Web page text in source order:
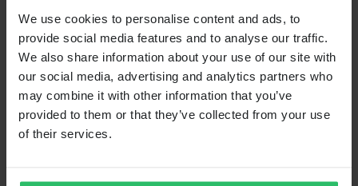
We use cookies to personalise content and ads, to
provide social media features and to analyse our traffic.
We also share information about your use of our site with
our social media, advertising and analytics partners who
may combine it with other information that you’ve
provided to them or that they’ve collected from your use
of their services.
VERZENDOPTIES